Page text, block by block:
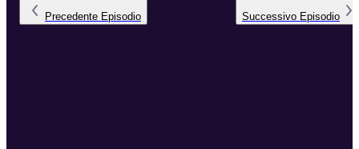
Precedente Episodio Successivo Episodio